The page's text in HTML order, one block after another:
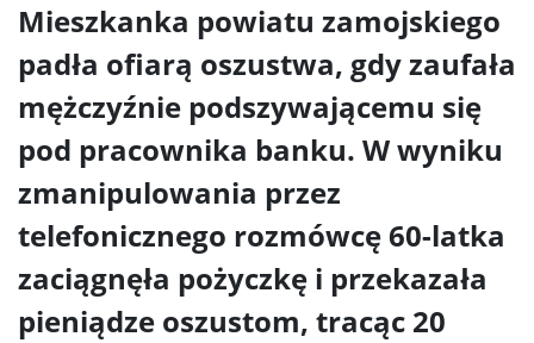
Mieszkanka powiatu zamojskiego
padła ofiarą oszustwa, gdy zaufała
mężczyźnie podszywającemu się
pod pracownika banku. W wyniku
zmanipulowania przez
telefonicznego rozmówcę 60-latka
zaciągnęła pożyczkę i przekazała
pieniądze oszustom, tracąc 20